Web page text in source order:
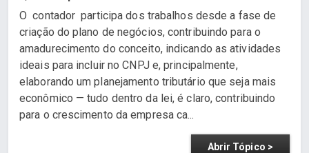
O contador participa dos trabalhos desde a fase de
criação do plano de negócios, contribuindo para o
amadurecimento do conceito, indicando as atividades
ideais para incluir no CNPJ e, principalmente,
elaborando um planejamento tributário que seja mais
econômico — tudo dentro da lei, é claro, contribuindo
para o crescimento da empresa ca...
Abrir Tópico >